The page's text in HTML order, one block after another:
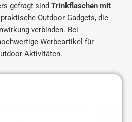
gefragt sind Trinkflaschen mit
Outdoor-Gadgets, die
verbinden. Bei
Werbeartikel für
Aktivitäten.